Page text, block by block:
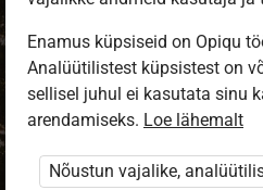
Sisene
Vali, kuidas
eKool
Enamus küpsiseid on Opiqu
Analüütilistest küpsistest on
sellisel juhul ei kasutata sinu
arendamiseks. Loe lähemalt
Nõustun vajalike,